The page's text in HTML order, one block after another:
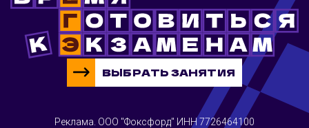
ВЫБРАТЬ ЗАНЯТИЯ
Реклама. ООО "Фоксфорд" ИНН 7726464100